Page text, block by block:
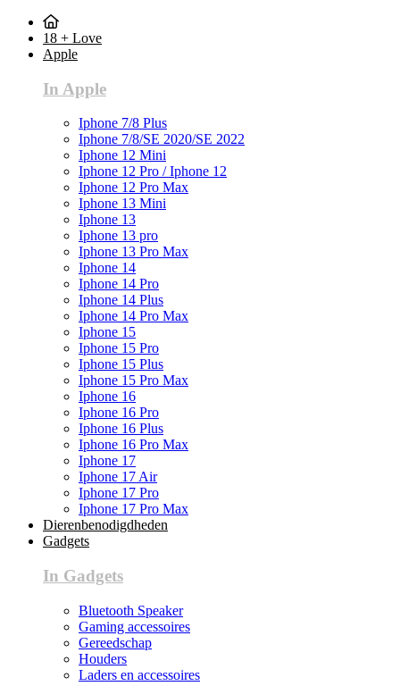
18 + Love
Apple
In Apple
Iphone 7/8 Plus
Iphone 7/8/SE 2020/SE 2022
Iphone 12 Mini
Iphone 12 Pro / Iphone 12
Iphone 12 Pro Max
Iphone 13 Mini
Iphone 13
Iphone 13 pro
Iphone 13 Pro Max
Iphone 14
Iphone 14 Pro
Iphone 14 Plus
Iphone 14 Pro Max
Iphone 15
Iphone 15 Pro
Iphone 15 Plus
Iphone 15 Pro Max
Iphone 16
Iphone 16 Pro
Iphone 16 Plus
Iphone 16 Pro Max
Iphone 17
Iphone 17 Air
Iphone 17 Pro
Iphone 17 Pro Max
Dierenbenodigdheden
Gadgets
In Gadgets
Bluetooth Speaker
Gaming accessoires
Gereedschap
Houders
Laders en accessoires